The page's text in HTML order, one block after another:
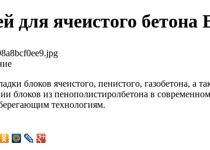
для ячеистого бетона
блоков ячеистого, пенистого, газобетона, а
блоков из пенополистиролбетона в
технологиям.